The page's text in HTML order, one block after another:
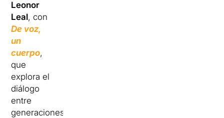
Leonor
Leal, con
De voz,
un
cuerpo,
que
explora el
diálogo
entre
generaciones